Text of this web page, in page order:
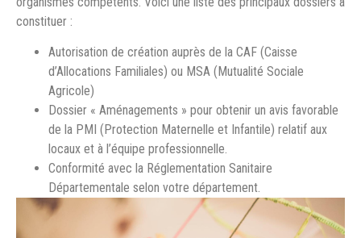
constituer :
Autorisation de création auprès de la CAF (Caisse
d’Allocations Familiales) ou MSA (Mutualité Sociale
Agricole)
Dossier « Aménagements » pour obtenir un avis favorable
de la PMI (Protection Maternelle et Infantile) relatif aux
locaux et à l’équipe professionnelle.
Conformité avec la Réglementation Sanitaire
Départementale selon votre département.